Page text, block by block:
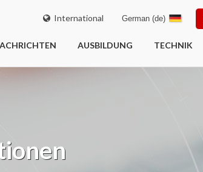
International German (de)
AUSBILDUNG TECHNIK